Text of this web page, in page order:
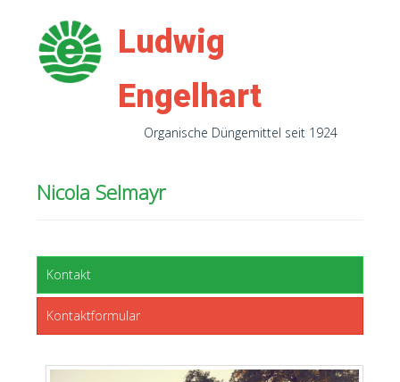
Ludwig
Engelhart
Organische Düngemittel seit 1924
Nicola Selmayr
Kontakt
Kontaktformular